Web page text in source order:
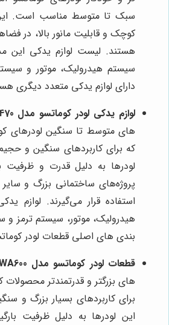
سبک تا متوسط مناسب است. این
کوچک و قابلیت مانور بالا، در
هستند. لیست لوازم یدکی این
سیستم هیدرولیک، موتور و
دارای لوازم یدکی متعدد دیگری
لوازم یدکی لودر کوماتسو مدل WA470:
‌های متوسط تا سنگین لودرهای
که برای کاربردهای سنگین و
لودرها به دلیل قدرت و ظرفیت
پروژه‌های ساختمانی بزرگ و
استفاده قرار می‌گیرند. لوازم
هیدرولیک، موتور، سیستم ترمز و
بندی های اصلی قطعات لودر
قطعات لودر کوماتسو مدل WA600:
های بزرگتر و قدرتمندتر محصولات
برای کاربردهای بسیار بزرگ و
این لودرها به دلیل ظرفیت